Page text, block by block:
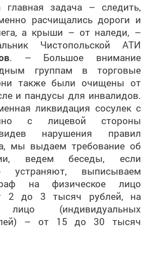
задача – следить,
расчищались дороги и
а крыши – от наледи, –
Чистопольской АТИ
. – Большое внимание
группам в торговые
также были очищены от
и пандусы для инвалидов.
ликвидация сосулек с
с лицевой стороны
нарушения правил
мы выдаем требование об
ведем беседы, если
устраняют, выписываем
на физическое лицо
2 до 3 тысяч рублей, на
лицо (индивидуальных
– от 15 до 30 тысяч